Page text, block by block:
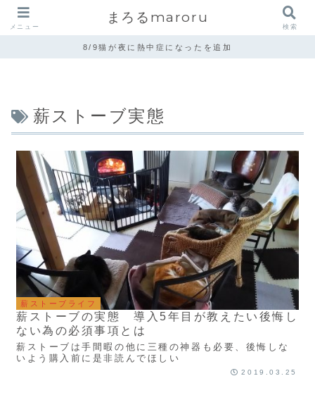
8/9猫が夜に熱中症になったを追加
薪ストーブ実態
薪ストーブライフ
薪ストーブの実態 導入5年目が教えたい後悔し
ない為の必須事項とは
薪ストーブは手間暇の他に三種の神器も必要、後悔しな
いよう購入前に是非読んでほしい
2019.03.25
メニュー
まろるmaroru
検索